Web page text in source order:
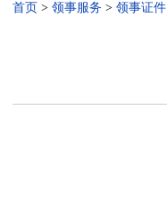
首页 > 领事服务 > 领事证件